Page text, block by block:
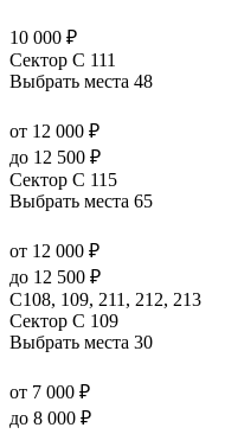
10 000 ₽
Сектор C 111
Выбрать места 48
от 12 000 ₽
до 12 500 ₽
Сектор C 115
Выбрать места 65
от 12 000 ₽
до 12 500 ₽
С108, 109, 211, 212, 213
Сектор C 109
Выбрать места 30
от 7 000 ₽
до 8 000 ₽